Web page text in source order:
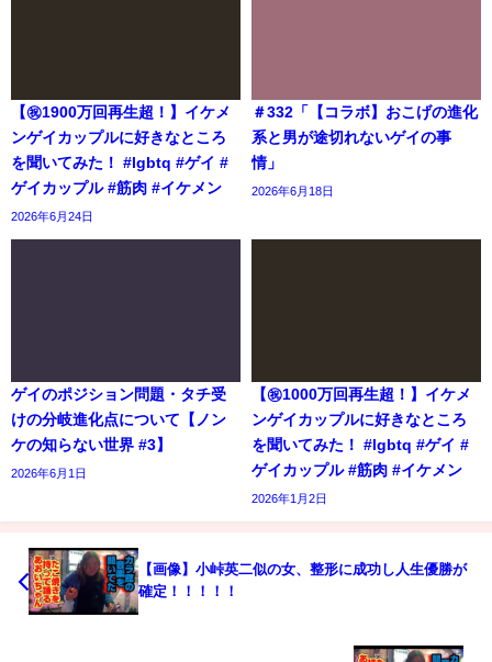
【㊗️1900万回再生超！】イケメ
ンゲイカップルに好きなところ
を聞いてみた！ #lgbtq #ゲイ #
ゲイカップル #筋肉 #イケメン
2026年6月24日
＃332「【コラボ】おこげの進化
系と男が途切れないゲイの事
情」
2026年6月18日
ゲイのポジション問題・タチ受
けの分岐進化点について【ノン
ケの知らない世界 #3】
2026年6月1日
【㊗️1000万回再生超！】イケメ
ンゲイカップルに好きなところ
を聞いてみた！ #lgbtq #ゲイ #
ゲイカップル #筋肉 #イケメン
2026年1月2日
【画像】小峠英二似の女、整形に成功し人生優勝が
確定！！！！！